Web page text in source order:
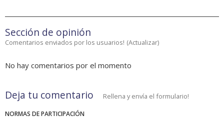
Sección de opinión
Comentarios enviados por los usuarios! (Actualizar)
No hay comentarios por el momento
Deja tu comentario Rellena y envía el formulario!
NORMAS DE PARTICIPACIÓN